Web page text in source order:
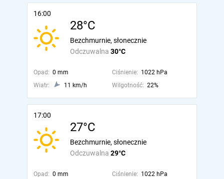
16:00
28°C
Odczuwalna 30°C
Bezchmurnie, słonecznie
Opad: 0 mm Ciśnienie: 1022 hPa
Wiatr:
11 km/h Wilgotność: 22%
17:00
27°C
Odczuwalna 29°C
Bezchmurnie, słonecznie
Opad: 0 mm Ciśnienie: 1022 hPa